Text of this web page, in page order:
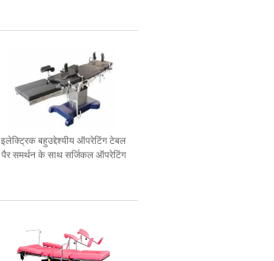
इलेक्ट्रिक बहुउद्देश्यीय ऑपरेटिंग टेबल
पैर समर्थन के साथ सर्जिकल ऑपरेटिंग